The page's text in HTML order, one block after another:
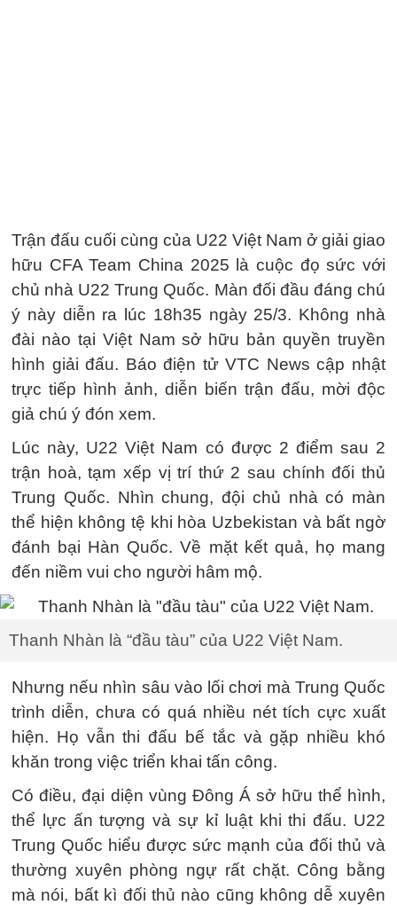
Trận đấu cuối cùng của U22 Việt Nam ở giải giao
hữu CFA Team China 2025 là cuộc đọ sức với
chủ nhà U22 Trung Quốc. Màn đối đầu đáng chú
ý này diễn ra lúc 18h35 ngày 25/3. Không nhà
đài nào tại Việt Nam sở hữu bản quyền truyền
hình giải đấu. Báo điện tử VTC News cập nhật
trực tiếp hình ảnh, diễn biến trận đấu, mời độc
giả chú ý đón xem.
Lúc này, U22 Việt Nam có được 2 điểm sau 2
trận hoà, tạm xếp vị trí thứ 2 sau chính đối thủ
Trung Quốc. Nhìn chung, đội chủ nhà có màn
thể hiện không tệ khi hòa Uzbekistan và bất ngờ
đánh bại Hàn Quốc. Về mặt kết quả, họ mang
đến niềm vui cho người hâm mộ.
Thanh Nhàn là “đầu tàu” của U22 Việt Nam.
Nhưng nếu nhìn sâu vào lối chơi mà Trung Quốc
trình diễn, chưa có quá nhiều nét tích cực xuất
hiện. Họ vẫn thi đấu bế tắc và gặp nhiều khó
khăn trong việc triển khai tấn công.
Có điều, đại diện vùng Đông Á sở hữu thể hình,
thể lực ấn tượng và sự kỉ luật khi thi đấu. U22
Trung Quốc hiểu được sức mạnh của đối thủ và
thường xuyên phòng ngự rất chặt. Công bằng
mà nói, bất kì đối thủ nào cũng không dễ xuyên